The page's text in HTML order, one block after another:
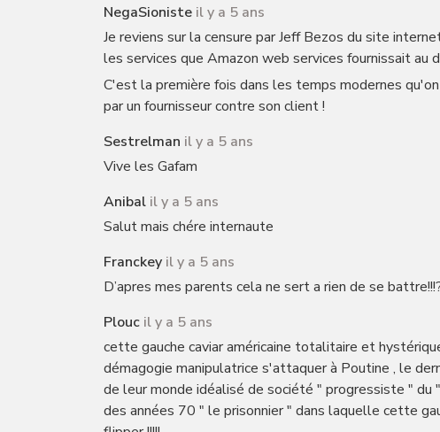
NegaSioniste il y a 5 ans
Je reviens sur la censure par Jeff Bezos du site
les services que Amazon web services fournissait au
C'est la première fois dans les temps modernes
par un fournisseur contre son client !
Sestrelman il y a 5 ans
Vive les Gafam
Anibal il y a 5 ans
Salut mais chére internaute
Franckey il y a 5 ans
D’apres mes parents cela ne sert a rien de se
Plouc il y a 5 ans
cette gauche caviar américaine totalitaire et
démagogie manipulatrice s'attaquer à Poutine , le
de leur monde idéalisé de société " progressiste " du
des années 70 " le prisonnier " dans laquelle cette